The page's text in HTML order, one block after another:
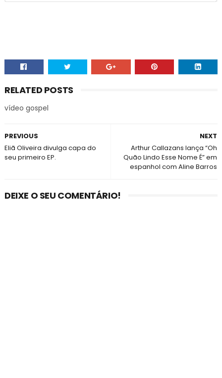
RELATED POSTS
vídeo gospel
NEXT
Arthur Callazans lança “Oh
Quão Lindo Esse Nome É” em
espanhol com Aline Barros
PREVIOUS
Eliã Oliveira divulga capa do
seu primeiro EP.
DEIXE O SEU COMENTÁRIO!